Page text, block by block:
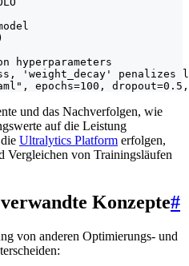
'weight_decay'
epochs=100,
und das Nachverfolgen, wie
auf die Leistung
Ultralytics Platform erfolgen,
Vergleichen von Trainingsläufen
Konzepte#
von anderen Optimierungs- und